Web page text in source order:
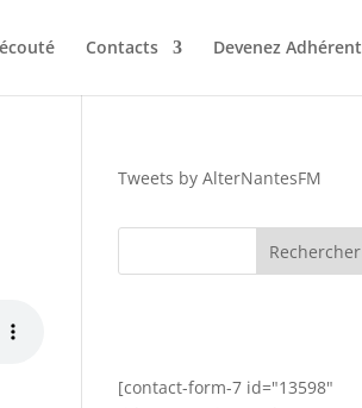
Contacts Devenez Adhérent
Tweets by AlterNantesFM
[contact-form-7 id="13598"